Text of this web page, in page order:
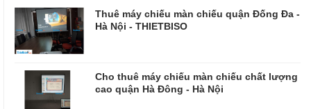
Thuê máy chiếu màn chiếu quận Đống Đa -
Hà Nội - THIETBISO
Cho thuê máy chiếu màn chiếu chất lượng
cao quận Hà Đông - Hà Nội